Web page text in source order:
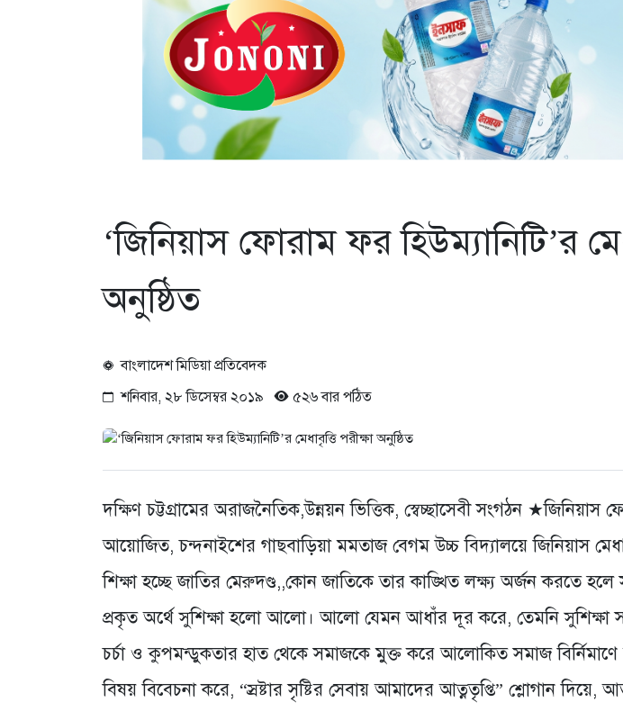
‘জিনিয়াস ফোরাম ফর হিউম্যানিটি’র
অনুষ্ঠিত
বাংলাদেশ মিডিয়া প্রতিবেদক
শনিবার, ২৮ ডিসেম্বর ২০১৯
৫২৬ বার পঠিত
দক্ষিণ চট্টগ্রামের অরাজনৈতিক,উন্নয়ন ভিত্তিক, স্বেচ্ছাসেবী সংগঠন
আয়োজিত, চন্দনাইশের গাছবাড়িয়া মমতাজ বেগম উচ্চ বিদ্যালয়ে জিনিয়াস
শিক্ষা হচ্ছে জাতির মেরুদণ্ড,,কোন জাতিকে তার কাঙ্খিত লক্ষ্য অর্জন করতে হলে
প্রকৃত অর্থে সুশিক্ষা হলো আলো। আলো যেমন আধাঁর দূর করে, তেমনি সুশিক্ষা
চর্চা ও কুপমন্ডুকতার হাত থেকে সমাজকে মুক্ত করে আলোকিত সমাজ
বিষয় বিবেচনা করে, “স্রষ্টার সৃষ্টির সেবায় আমাদের আত্নতৃপ্তি” শ্লোগান দিয়ে,